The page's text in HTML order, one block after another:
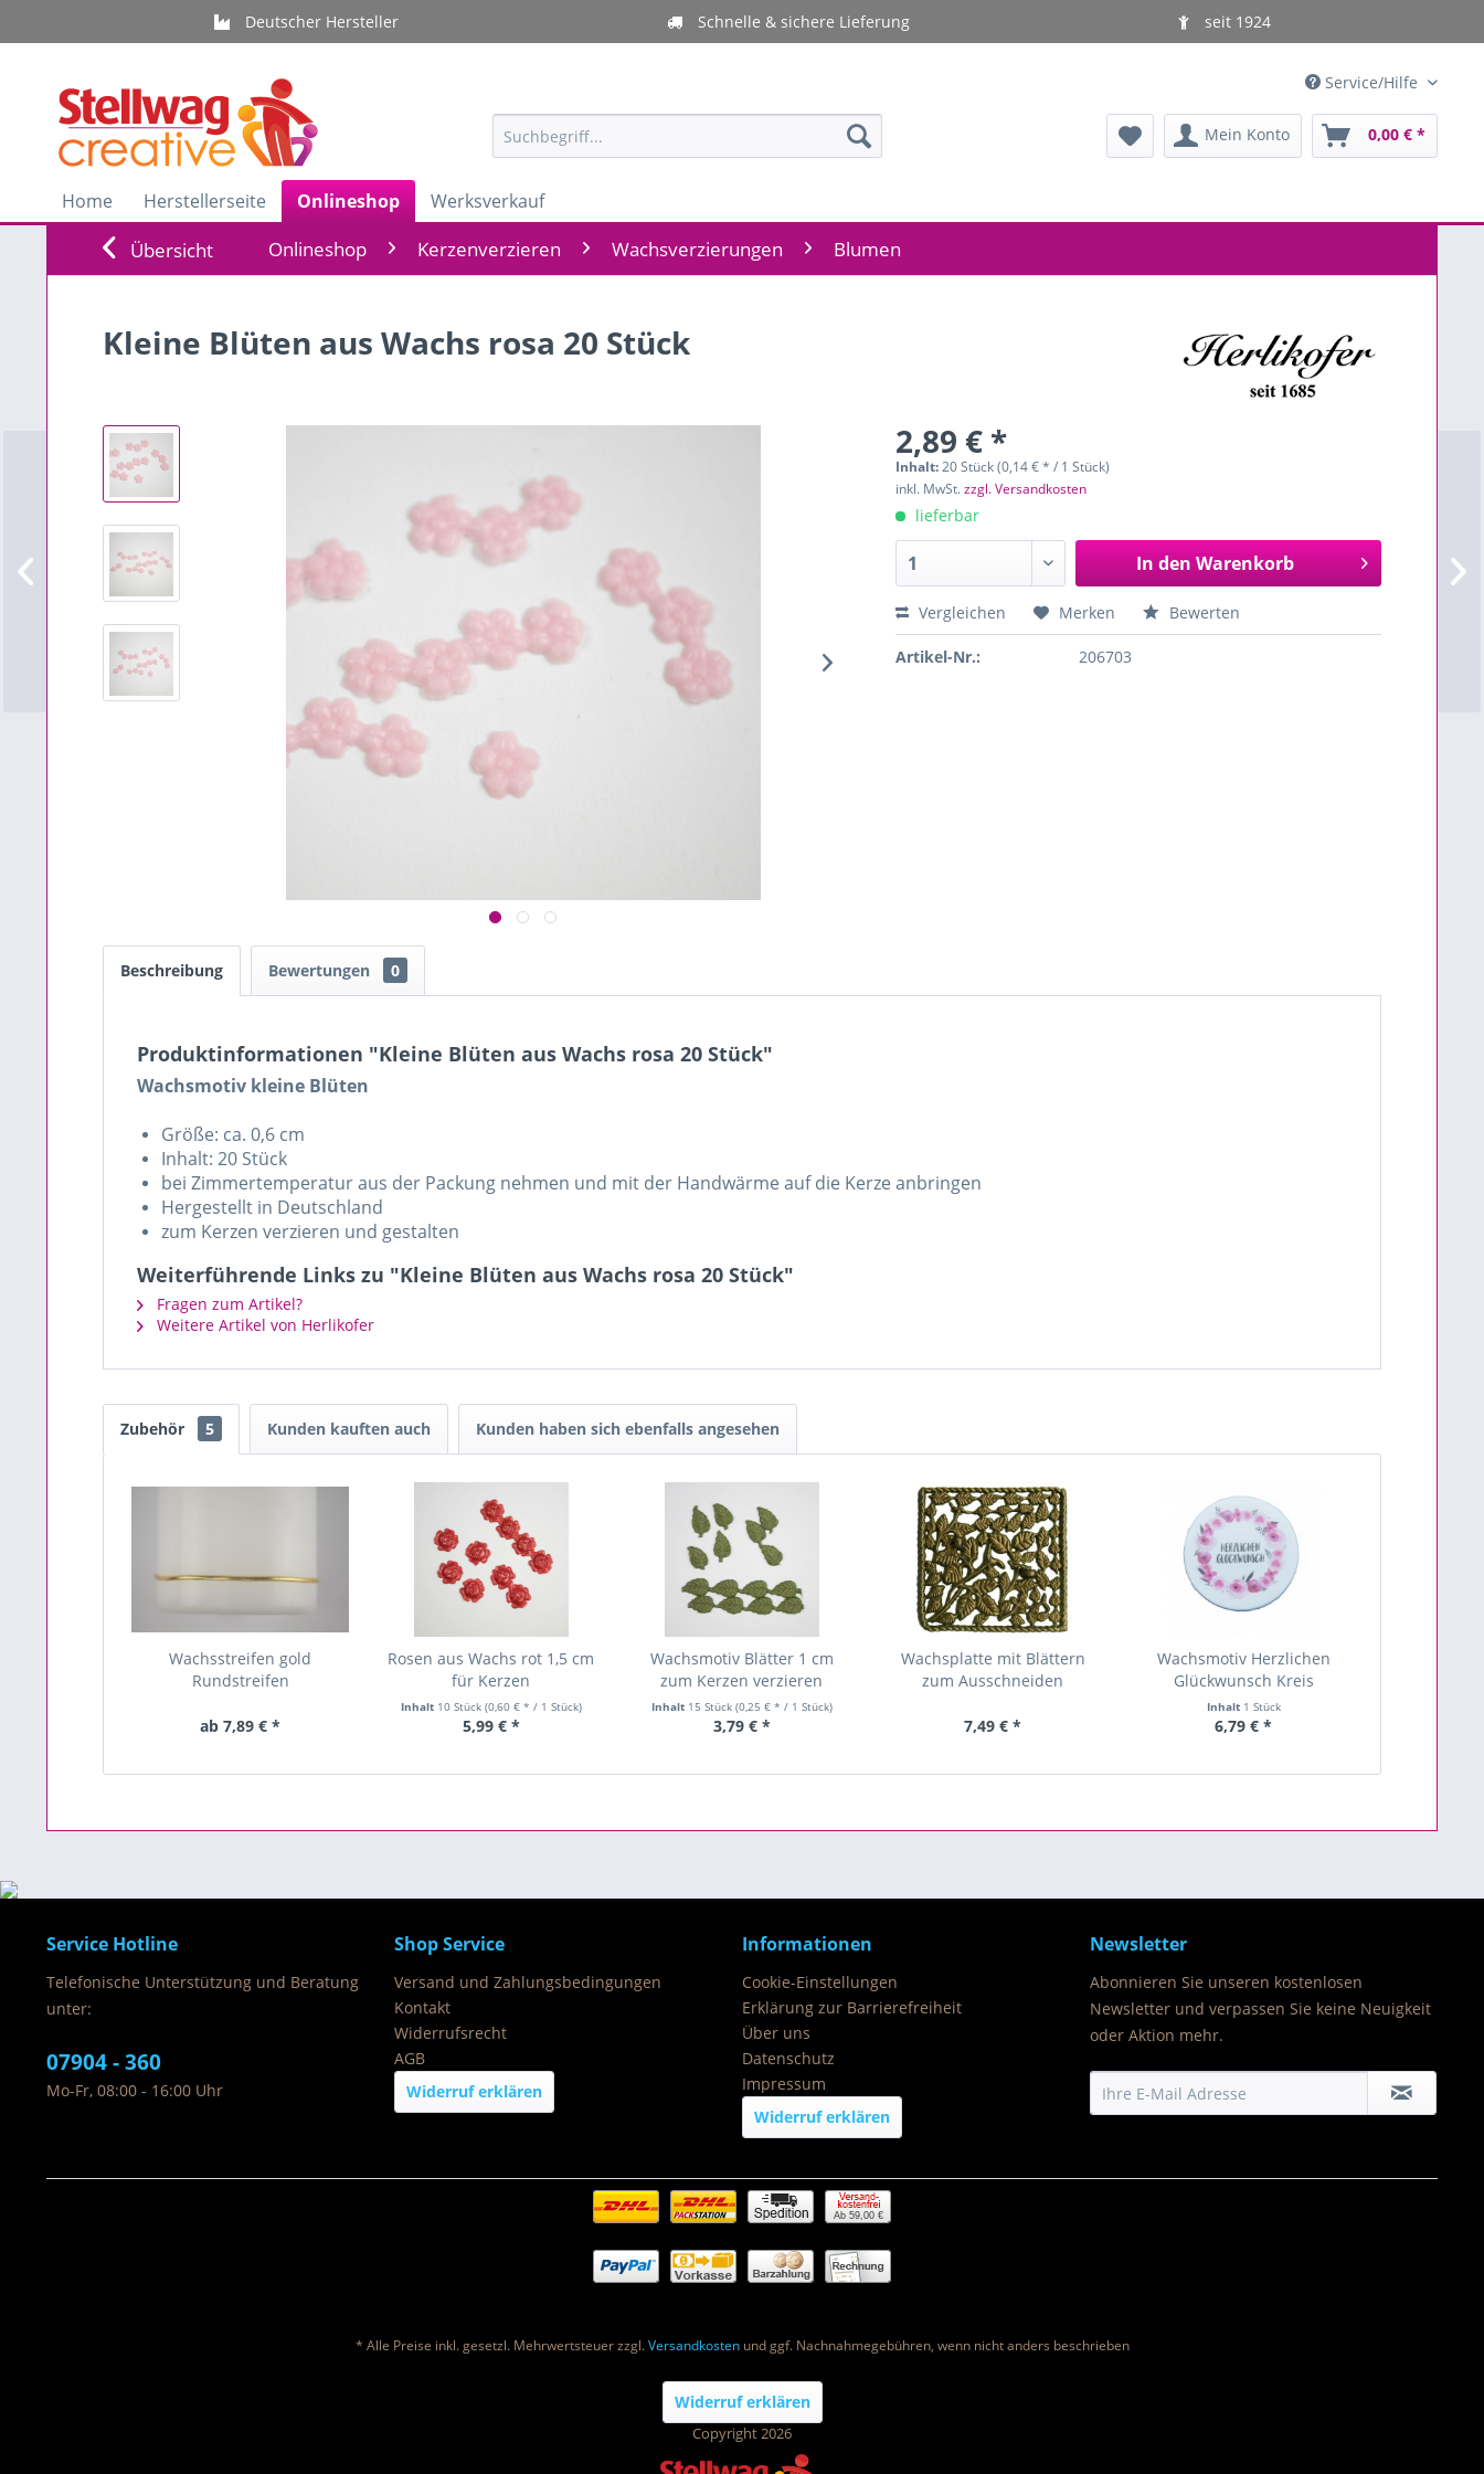
Deutscher Hersteller Schnelle & sichere Lieferung seit 1924
Service/Hilfe
Mein Konto 0,00 € *
Home Herstellerseite Onlineshop Werksverkauf
Übersicht Onlineshop Kerzenverzieren Wachsverzierungen Blumen
Kleine Blüten aus Wachs rosa 20 Stück
2,89 € *
Inhalt:20 Stück (0,14 € * / 1 Stück)
inkl. MwSt.zzgl. Versandkosten
lieferbar
In den Warenkorb
Vergleichen Merken Bewerten
Artikel-Nr.: 206703
Beschreibung Bewertungen 0
Produktinformationen "Kleine Blüten aus Wachs rosa 20 Stück"
Wachsmotiv kleine Blüten
Größe: ca. 0,6 cm
Inhalt: 20 Stück
bei Zimmertemperatur aus der Packung nehmen und mit der Handwärme auf die Kerze anbringen
Hergestellt in Deutschland
zum Kerzen verzieren und gestalten
Weiterführende Links zu "Kleine Blüten aus Wachs rosa 20 Stück"
Fragen zum Artikel?
Weitere Artikel von Herlikofer
Zubehör 5 Kunden kauften auch Kunden haben sich ebenfalls angesehen
Wachsstreifen gold
Rundstreifen
ab 7,89 € *
Rosen aus Wachs rot 1,5 cm
für Kerzen
Inhalt 10 Stück (0,60 € * / 1 Stück)
5,99 € *
Wachsmotiv Blätter 1 cm
zum Kerzen verzieren
Inhalt 15 Stück (0,25 € * / 1 Stück)
3,79 € *
Wachsplatte mit Blättern
zum Ausschneiden
7,49 € *
Wachsmotiv Herzlichen
Glückwunsch Kreis
Inhalt 1 Stück
6,79 € *
Service Hotline
Telefonische Unterstützung und Beratung
unter:
07904 - 360
Mo-Fr, 08:00 - 16:00 Uhr
Shop Service
Versand und Zahlungsbedingungen
Kontakt
Widerrufsrecht
AGB
Widerruf erklären
Informationen
Cookie-Einstellungen
Erklärung zur Barrierefreiheit
Über uns
Datenschutz
Impressum
Widerruf erklären
Newsletter
Abonnieren Sie unseren kostenlosen
Newsletter und verpassen Sie keine Neuigkeit
oder Aktion mehr.
Ab 59,00 €
* Alle Preise inkl. gesetzl. Mehrwertsteuer zzgl.Versandkostenund ggf. Nachnahmegebühren, wenn nicht anders beschrieben
Widerruf erklären
Copyright 2026